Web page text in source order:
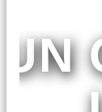
UN